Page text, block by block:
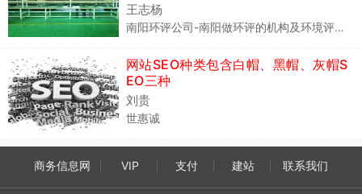
王志杨
南阳环评公司-南阳做环评的机构及环境评估单位
网站SEO种类包含白帽、黑帽、灰帽S
EO三种
刘贵
世惠诚
商务信息网 VIP 支付 建站 联系我们